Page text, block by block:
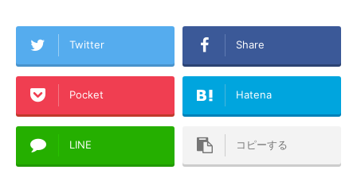
Twitter Share
Pocket Hatena
LINE コピーする